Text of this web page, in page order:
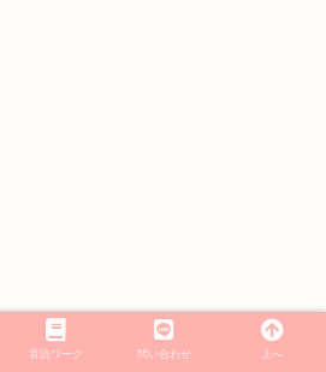
音読ワーク 問い合わせ 上へ